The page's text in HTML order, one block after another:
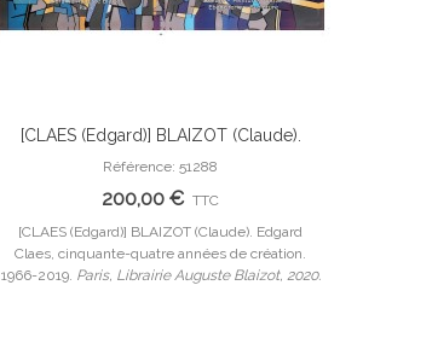
Ajouter Au Panier
[CLAES (Edgard)] BLAIZOT (Claude).
Edgard Claes, cinquante-quatre années
de création. 1966-2019. Edition originale.
Référence: 51288
200,00 € TTC
[CLAES (Edgard)] BLAIZOT (Claude). Edgard
Claes, cinquante-quatre années de création.
1966-2019. Paris, Librairie Auguste Blaizot, 2020.